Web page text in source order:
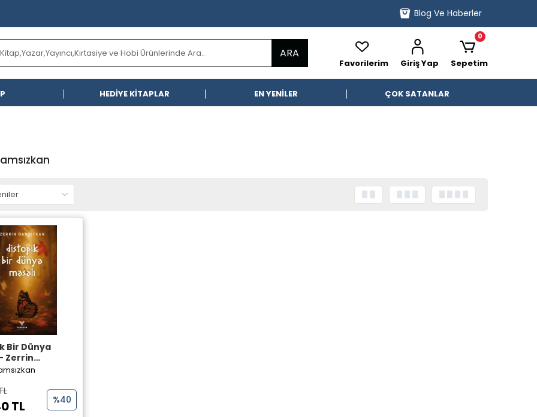
Blog Ve Haberler
ARA
Favorilerim Giriş Yap Sepetim
0
HEDİYE KİTAPLAR EN YENİLER ÇOK SATANLAR
Bir Dünya
Zerrin
- Theseus
TL %40